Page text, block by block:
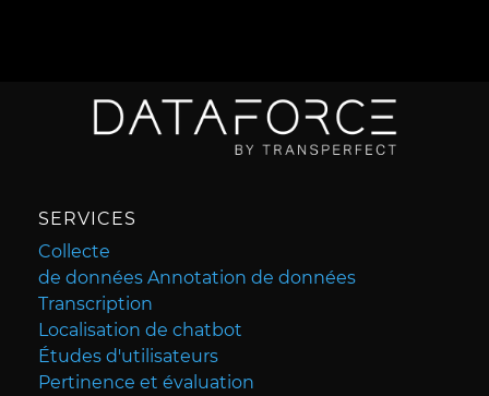
SERVICES
Collecte
de données Annotation de données
Transcription
Localisation de chatbot
Études d'utilisateurs
Pertinence et évaluation